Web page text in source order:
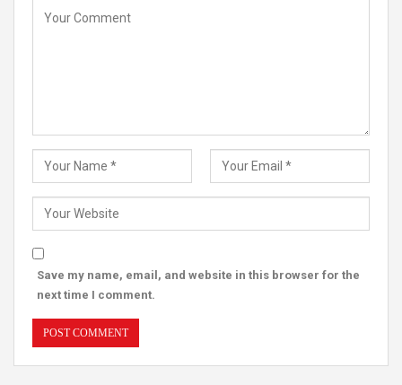
Save my name, email, and website in this browser for the
next time I comment.